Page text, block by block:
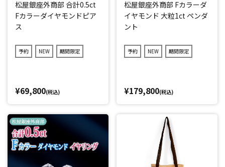
松屋銀座外商部 合計0.5ct
Fカラーダイヤモンドピア
ス
予約 NEW 期間限定
¥69,800(税込)
松屋銀座外商部 Fカラーダ
イヤモンド 大粒1ct ペンダ
ント
予約 NEW 期間限定
¥179,800(税込)